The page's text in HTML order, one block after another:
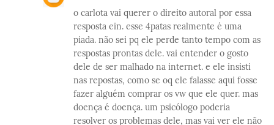
o carlota vai querer o direito autoral por essa
resposta ein. esse 4patas realmente é uma
piada. não sei pq ele perde tanto tempo com as
respostas prontas dele. vai entender o gosto
dele de ser malhado na internet. e ele insisti
nas repostas, como se oq ele falasse aqui fosse
fazer alguém comprar os vw que ele quer. mas
doença é doença. um psicólogo poderia
resolver os problemas dele, mas vai ver ele não